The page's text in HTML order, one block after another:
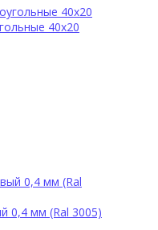
40х20
0,4 мм (Ral 3005)